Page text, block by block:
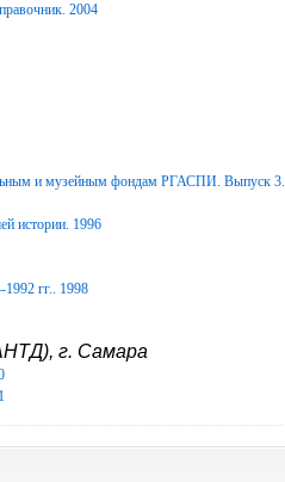
2004
и музейным фондам РГАСПИ. Выпуск 3.
истории. 1996
гг.. 1998
г. Самара